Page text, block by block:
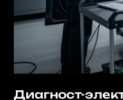
Диагност-
Будни: 10:00 до
Выходные: 11:00 до
+7 (921) 930-10-37